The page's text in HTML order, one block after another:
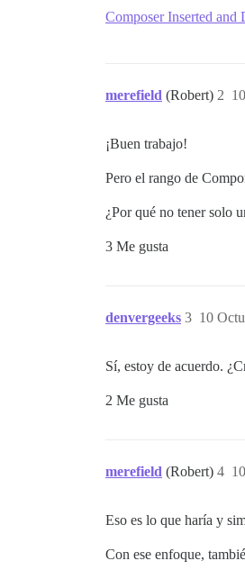
Composer Inserted and
merefield (Robert) 2
¡Buen trabajo!
Pero el rango de
¿Por qué no tener solo
3 Me gusta
denvergeeks 10
3
Sí, estoy de acuerdo.
2 Me gusta
merefield (Robert) 4
Eso es lo que haría y
Con ese enfoque,